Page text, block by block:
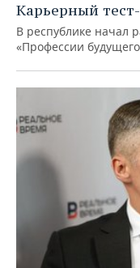
Карьерный
В республике начал
«Профессии